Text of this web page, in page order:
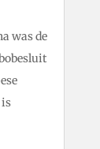
was de